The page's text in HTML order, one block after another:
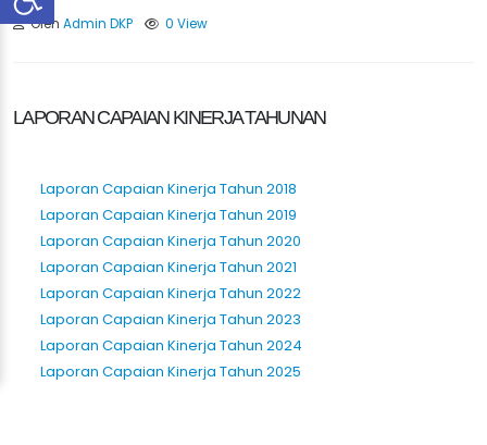
Oleh Admin DKP 0 View
LAPORAN CAPAIAN KINERJA TAHUNAN
Laporan Capaian Kinerja Tahun 2018
Laporan Capaian Kinerja Tahun 2019
Laporan Capaian Kinerja Tahun 2020
Laporan Capaian Kinerja Tahun 2021
Laporan Capaian Kinerja Tahun 2022
Laporan Capaian Kinerja Tahun 2023
Laporan Capaian Kinerja Tahun 2024
Laporan Capaian Kinerja Tahun 2025